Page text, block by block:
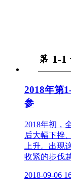
2018年第
参
2018年初，
后大幅下挫
上升。出现
收紧的步伐
2018-09-06